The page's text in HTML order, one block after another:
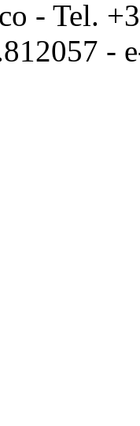
- Tel.
-